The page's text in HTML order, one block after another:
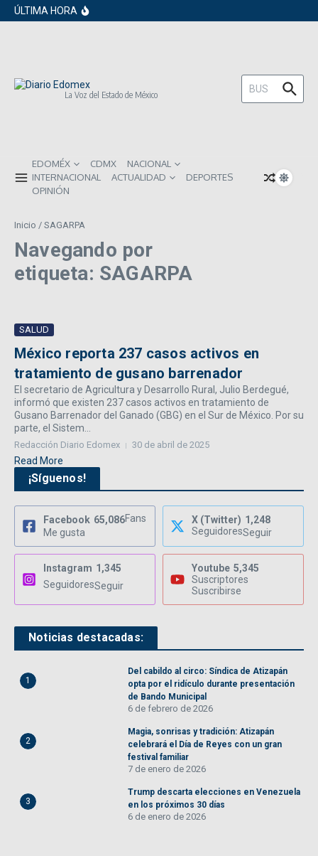
Saltar al contenido
ÚLTIMA HORA
inversionistas extranjeros; emite nueva
comunes entre los mexicanos
La Voz del Estado de México
Buscar:
EDOMÉX CDMX
NACIONAL
INTERNACIONAL
ACTUALIDAD
DEPORTES
OPINIÓN
Inicio / SAGARPA
Navegando por
etiqueta: SAGARPA
SALUD
México reporta 237 casos activos en
tratamiento de gusano barrenador
El secretario de Agricultura y Desarrollo Rural, Julio Berdegué,
informó que existen 237 casos activos en tratamiento de
Gusano Barrenador del Ganado (GBG) en el Sur de México. Por su
parte, el Sistem...
Redacción Diario Edomex 30 de abril de 2025
Read More
¡Síguenos!
Facebook 65,086Fans
Me gusta
X (Twitter) 1,248
SeguidoresSeguir
Instagram 1,345
SeguidoresSeguir
Youtube 5,345
Suscriptores
Suscribirse
Noticias destacadas:
1
Del cabildo al circo: Síndica de Atizapán
opta por el ridículo durante presentación
de Bando Municipal
6 de febrero de 2026
2
Magia, sonrisas y tradición: Atizapán
celebrará el Día de Reyes con un gran
festival familiar
7 de enero de 2026
3
Trump descarta elecciones en Venezuela
en los próximos 30 días
6 de enero de 2026